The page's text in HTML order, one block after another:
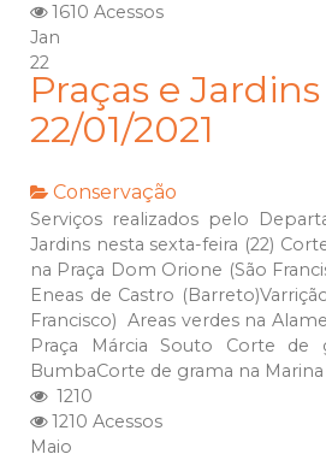
1610 Acessos
Jan
22
Praças e
22/01/2021
Conservação
Serviços realizados pelo
Jardins nesta sexta-feira (22)
na Praça Dom Orione (São
Eneas de Castro
Francisco) Areas verdes na
Praça Márcia Souto Corte de
BumbaCorte de grama na Marina
1210
1210 Acessos
Maio